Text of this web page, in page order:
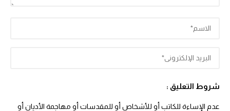
شروط التعليق :
عدم الإساءة للكاتب أو للأشخاص أو للمقدسات أو مهاجمة الأديان أو